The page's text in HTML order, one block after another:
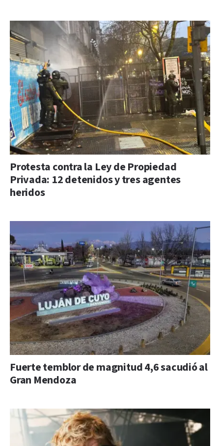
Protesta contra la Ley de Propiedad
Privada: 12 detenidos y tres agentes
heridos
Fuerte temblor de magnitud 4,6 sacudió al
Gran Mendoza